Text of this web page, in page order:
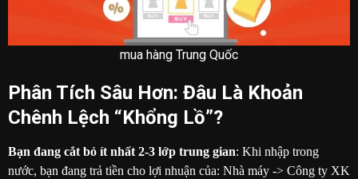
mua hàng Trung Quốc
Phân Tích Sâu Hơn: Đâu Là Khoản
Chênh Lệch “Khổng Lồ”?
Bạn đang cắt bỏ ít nhất 2-3 lớp trung gian: Khi nhập trong
nước, bạn đang trả tiền cho lợi nhuận của: Nhà máy -> Công ty XK